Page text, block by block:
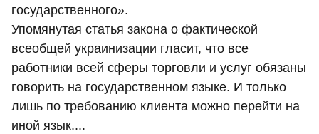
государственного».
Упомянутая статья закона о фактической
всеобщей украинизации гласит, что все
работники всей сферы торговли и услуг обязаны
говорить на государственном языке. И только
лишь по требованию клиента можно перейти на
иной язык....